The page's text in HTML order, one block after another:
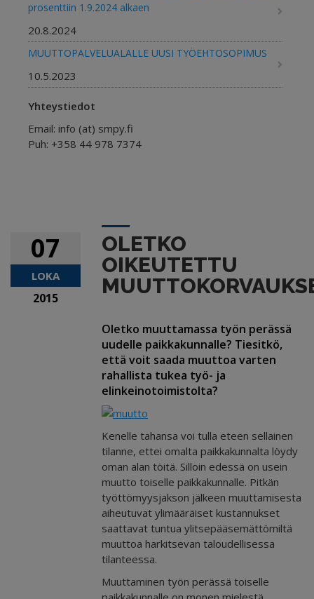
prosenttiin 1.9.2024 alkaen
20.8.2024
MUUTTOPALVELUALALLE UUSI TYÖEHTOSOPIMUS
10.5.2023
Yhteystiedot
ypms
44
07
LOKA
2015
OLETKO
OIKEUTETTU
Oletko muuttamassa työn perässä
uudelle paikkakunnalle? Tiesitkö,
että voit saada muuttoa varten
rahallista tukea työ- ja
elinkeinotoimistolta?
Kenelle tahansa voi tulla eteen sellainen
tilanne, ettei omalta paikkakunnalta löydy
oman alan töitä. Silloin edessä on usein
muutto toiselle paikkakunnalle. Pitkän
työttömyysjakson jälkeen muuttamisesta
aiheutuvat ylimääräiset kustannukset
saattavat tuntua ylitsepääsemättömiltä
muuttoa harkitsevan taloudellisessa
tilanteessa.
Muuttaminen työn perässä toiselle